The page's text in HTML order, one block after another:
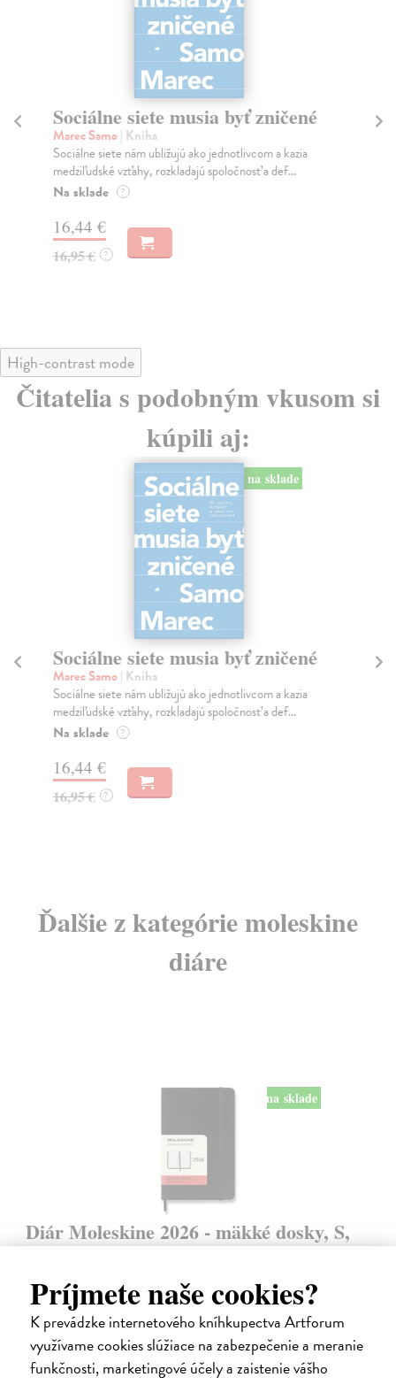
Príjmete naše cookies?
K prevádzke internetového kníhkupectva Artforum
využívame cookies slúžiace na zabezpečenie a meranie
funkčnosti, marketingové účely a zaistenie vášho
Sociálne siete musia byť zničené
Marec Samo| Kniha
Sociálne siete nám ubližujú ako jednotlivcom a kazia
medziľudské vzťahy, rozkladajú spoločnosť a def...
Na sklade ?
16,44 €
16,95 € ?
High-contrast mode
Čitatelia s podobným vkusom si
kúpili aj:
na sklade
Sociálne siete musia byť zničené
Marec Samo| Kniha
Sociálne siete nám ubližujú ako jednotlivcom a kazia
medziľudské vzťahy, rozkladajú spoločnosť a def...
Na sklade ?
16,44 €
16,95 € ?
Ďalšie z kategórie moleskine
diáre
na sklade
Diár Moleskine 2026 - mäkké dosky, S,
denný, čierny
Denný diár vreckové veľkosti na rok 2026. Na každý deň stránka pre
poznámky a schôdzky.
Na sklade ?
24,50 €